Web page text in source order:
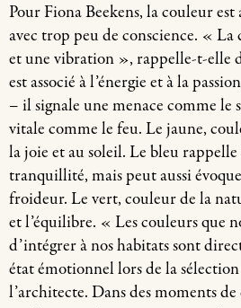
Pour Fiona Beekens, la couleur
avec trop peu de conscience. « La
et une vibration », rappelle-t-elle
est associé à l’énergie et à la
– il signale une menace comme le
vitale comme le feu. Le jaune,
la joie et au soleil. Le bleu
tranquillité, mais peut aussi
froideur. Le vert, couleur de la
et l’équilibre. « Les couleurs que
d’intégrer à nos habitats sont
état émotionnel lors de la
l’architecte. Dans des moments